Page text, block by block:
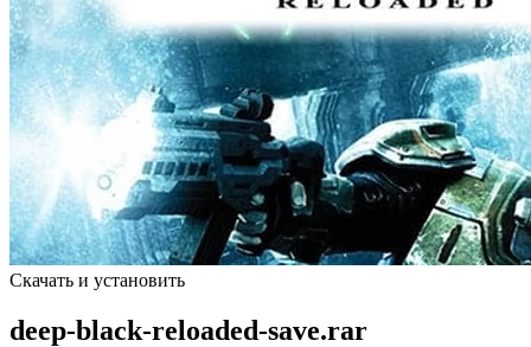
Скачать и установить
deep-black-reloaded-save.rar